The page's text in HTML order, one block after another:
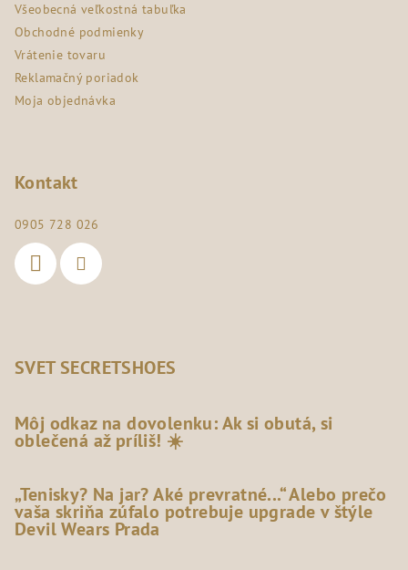
Všeobecná veľkostná tabuľka
Obchodné podmienky
Vrátenie tovaru
Reklamačný poriadok
Moja objednávka
Kontakt
0905 728 026
SVET SECRETSHOES
Môj odkaz na dovolenku: Ak si obutá, si
oblečená až príliš! ☀️
„Tenisky? Na jar? Aké prevratné...“ Alebo prečo
vaša skriňa zúfalo potrebuje upgrade v štýle
Devil Wears Prada